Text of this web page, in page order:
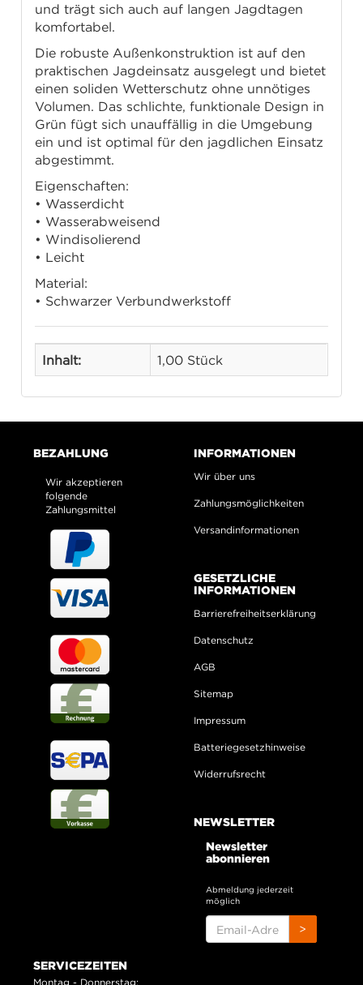
und trägt sich auch auf langen Jagdtagen
komfortabel.
Die robuste Außenkonstruktion ist auf den
praktischen Jagdeinsatz ausgelegt und bietet
einen soliden Wetterschutz ohne unnötiges
Volumen. Das schlichte, funktionale Design in
Grün fügt sich unauffällig in die Umgebung
ein und ist optimal für den jagdlichen Einsatz
abgestimmt.
Eigenschaften:
• Wasserdicht
• Wasserabweisend
• Windisolierend
• Leicht
Material:
• Schwarzer Verbundwerkstoff
Inhalt: 1,00 Stück
BEZAHLUNG
Wir akzeptieren
folgende
Zahlungsmittel
INFORMATIONEN
Wir über uns
Zahlungsmöglichkeiten
Versandinformationen
GESETZLICHE
INFORMATIONEN
Barrierefreiheitserklärung
Datenschutz
AGB
Sitemap
Impressum
Batteriegesetzhinweise
Widerrufsrecht
NEWSLETTER
Newsletter
abonnieren
Abmeldung jederzeit
möglich
ADRESSE
>
SERVICEZEITEN
Montag - Donnerstag: